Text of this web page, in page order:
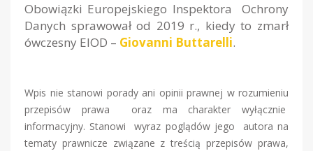
Obowiązki Europejskiego Inspektora Ochrony
Danych sprawował od 2019 r., kiedy to zmarł
ówczesny EIOD – Giovanni Buttarelli.
Wpis nie stanowi porady ani opinii prawnej w rozumieniu
przepisów prawa oraz ma charakter wyłącznie
informacyjny. Stanowi wyraz poglądów jego autora na
tematy prawnicze związane z treścią przepisów prawa,